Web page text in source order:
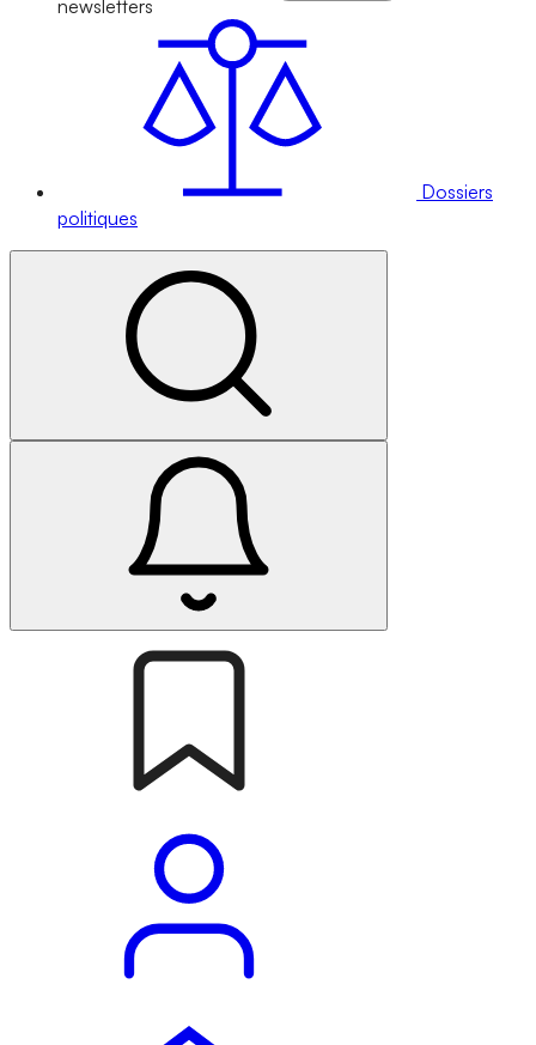
newsletters
Dossiers
politiques